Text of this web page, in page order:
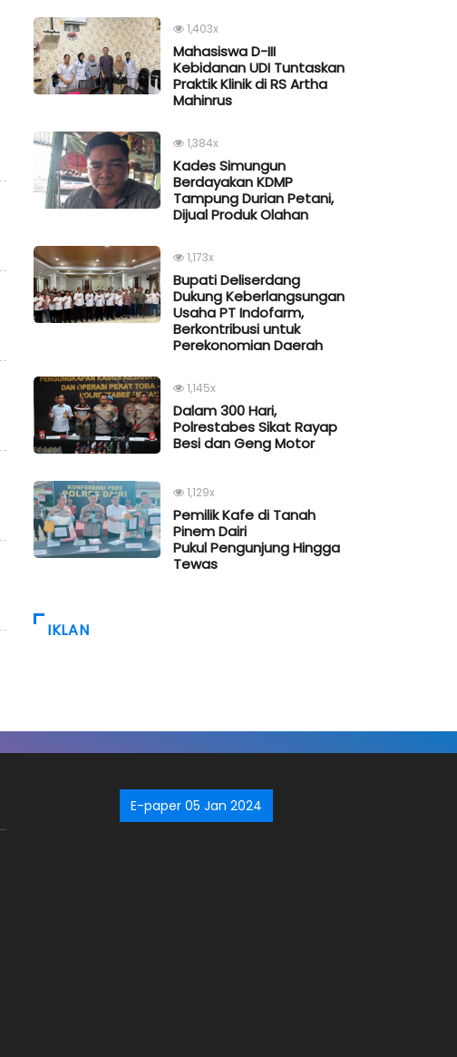
1,403x
Mahasiswa D-III
Kebidanan UDI Tuntaskan
Praktik Klinik di RS Artha
Mahinrus
1,384x
Kades Simungun
Berdayakan KDMP
Tampung Durian Petani,
Dijual Produk Olahan
1,173x
Bupati Deliserdang
Dukung Keberlangsungan
Usaha PT Indofarm,
Berkontribusi untuk
Perekonomian Daerah
1,145x
Dalam 300 Hari,
Polrestabes Sikat Rayap
Besi dan Geng Motor
1,129x
Pemilik Kafe di Tanah
Pinem Dairi
Pukul Pengunjung Hingga
Tewas
IKLAN
E-paper 05 Jan 2024